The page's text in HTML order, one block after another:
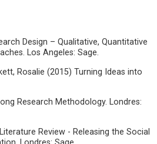
Design – Qualitative, Quantitative
Los Angeles: Sage.
Rosalie (2015) Turning Ideas into
Research Methodology. Londres:
Review - Releasing the Social